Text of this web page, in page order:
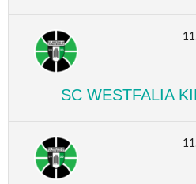
SC WESTFALIA